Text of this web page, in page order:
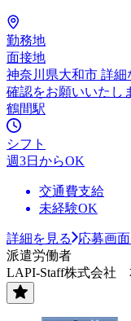
勤務地
面接地
神奈川県大和市 詳
確認をお願いいたし
鶴間駅
シフト
週3日からOK
交通費支給
未経験OK
詳細を見る
応募画
派遣労働者
LAPI-Staff株式会社